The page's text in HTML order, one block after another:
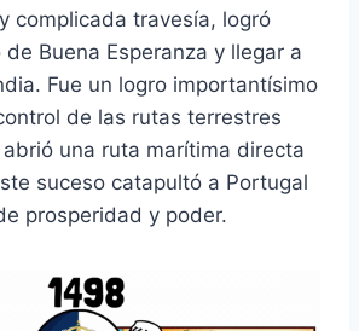
complicada travesía, logró
Buena Esperanza y llegar a
Fue un logro importantísimo
de las rutas terrestres
una ruta marítima directa
suceso catapultó a Portugal
prosperidad y poder.